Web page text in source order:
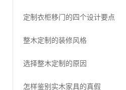
定制衣柜移门的四个设计要点
整木定制的装修风格
选择整木定制的原因
怎样鉴别实木家具的真假